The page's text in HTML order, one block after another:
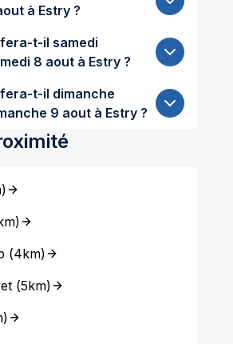
7 aout à Estry ?
t-il samedi
prochain samedi 8 aout à Estry ?
t-il dimanche
prochain dimanche 9 aout à Estry ?
)
)
(4km)
(5km)
)